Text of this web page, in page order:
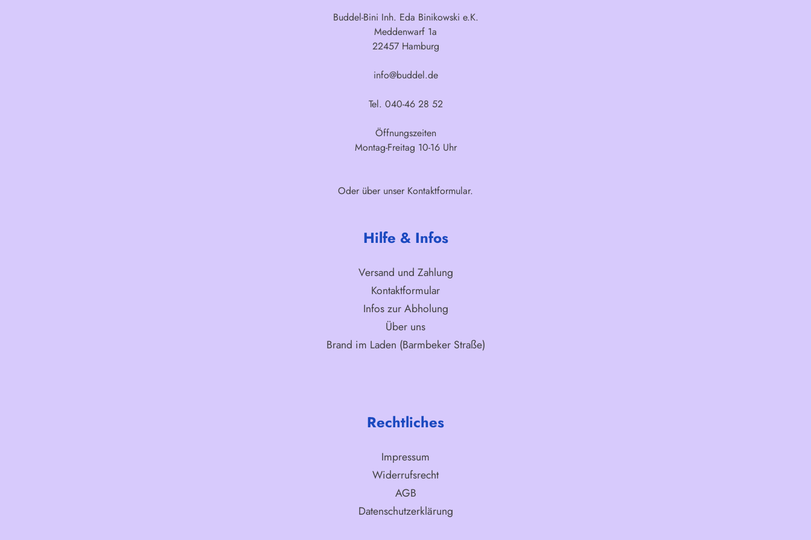
Buddel-Bini Inh. Eda Binikowski e.K.
Meddenwarf 1a
22457 Hamburg
info@buddel.de
Tel. 040-46 28 52
Öffnungszeiten
Montag-Freitag 10-16 Uhr
Oder über unser Kontaktformular.
Hilfe & Infos
Versand und Zahlung
Kontaktformular
Infos zur Abholung
Über uns
Brand im Laden (Barmbeker Straße)
Rechtliches
Impressum
Widerrufsrecht
AGB
Datenschutzerklärung